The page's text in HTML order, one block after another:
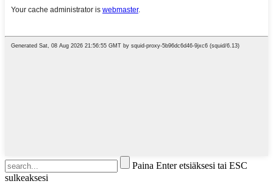
Paina Enter etsiäksesi tai ESC
sulkeaksesi